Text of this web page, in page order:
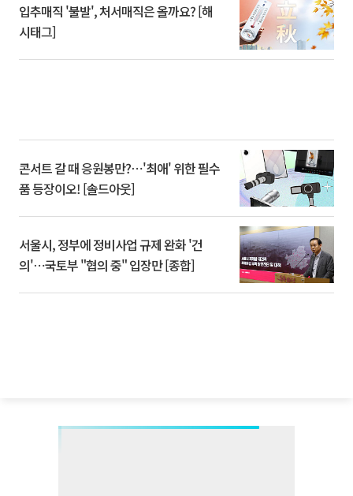
입추매직 '불발', 처서매직은 올까요? [해
시태그]
콘서트 갈 때 응원봉만?⋯'최애' 위한 필수
품 등장이오! [솔드아웃]
서울시, 정부에 정비사업 규제 완화 '건
의'⋯국토부 "협의 중" 입장만 [종합]